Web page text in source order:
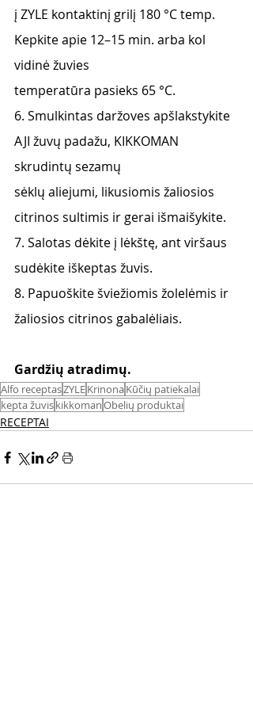
į ZYLE kontaktinį grilį 180 °C temp.
Kepkite apie 12–15 min. arba kol
vidinė žuvies
temperatūra pasieks 65 °C.
6. Smulkintas daržoves apšlakstykite
AJI žuvų padažu, KIKKOMAN
skrudintų sezamų
sėklų aliejumi, likusiomis žaliosios
citrinos sultimis ir gerai išmaišykite.
7. Salotas dėkite į lėkštę, ant viršaus
sudėkite iškeptas žuvis.
8. Papuoškite šviežiomis žolelėmis ir
žaliosios citrinos gabalėliais.
Gardžių atradimų.
Alfo receptasZYLEKrinonaKūčių patiekalai
kepta žuviskikkomanObelių produktai
RECEPTAI